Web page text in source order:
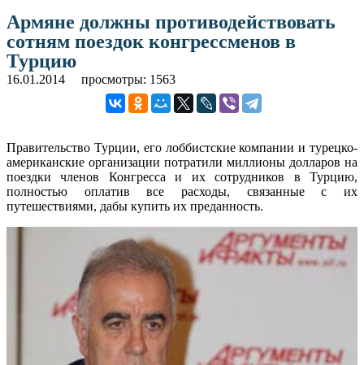
Армяне должны противодействовать
сотням поездок конгрессменов в
Турцию
16.01.2014 просмотры: 1563
Правительство Турции, его лоббистские компании и турецко-
американские организации потратили миллионы долларов на
поездки членов Конгресса и их сотрудников в Турцию,
полностью оплатив все расходы, связанные с их
путешествиями, дабы купить их преданность.